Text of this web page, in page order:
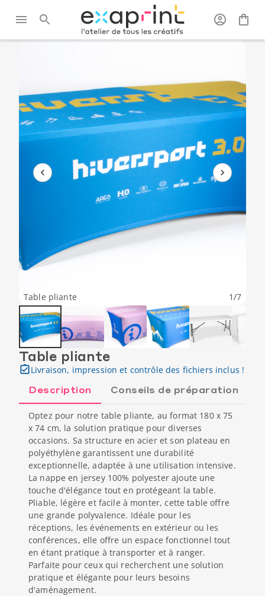
Table pliante 1/7
Table pliante
Livraison, impression et contrôle des fichiers inclus !
Description Conseils de préparation
Optez pour notre table pliante, au format 180 x 75
x 74 cm, la solution pratique pour diverses
occasions. Sa structure en acier et son plateau en
polyéthylène garantissent une durabilité
exceptionnelle, adaptée à une utilisation intensive.
La nappe en jersey 100% polyester ajoute une
touche d'élégance tout en protégeant la table.
Pliable, légère et facile à monter, cette table offre
une grande polyvalence. Idéale pour les
réceptions, les événements en extérieur ou les
conférences, elle offre un espace fonctionnel tout
en étant pratique à transporter et à ranger.
Parfaite pour ceux qui recherchent une solution
pratique et élégante pour leurs besoins
d'aménagement.